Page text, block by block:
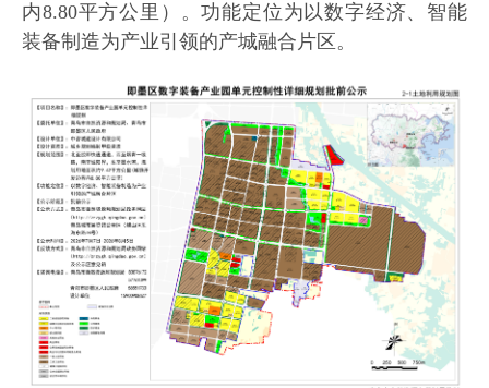
内8.80平方公里）。功能定位为以数字经济、智能
装备制造为产业引领的产城融合片区。